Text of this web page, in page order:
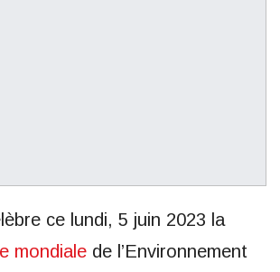
ce lundi, 5 juin 2023 la
mondiale de l’Environnement